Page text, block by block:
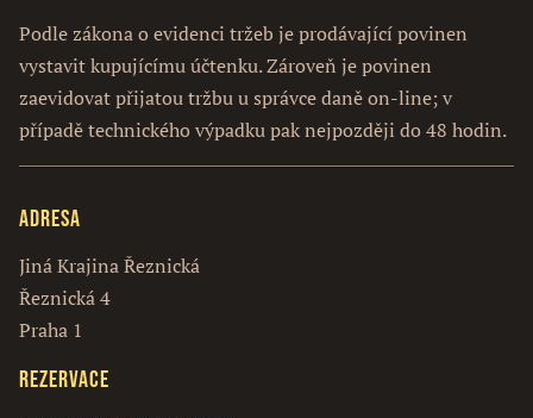
Podle zákona o evidenci tržeb je prodávající povinen
vystavit kupujícímu účtenku. Zároveň je povinen
zaevidovat přijatou tržbu u správce daně on-line; v
případě technického výpadku pak nejpozději do 48 hodin.
Adresa
Jiná Krajina Řeznická
Řeznická 4
Praha 1
Rezervace